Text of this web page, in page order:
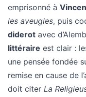
emprisonné à
les aveugles, puis
diderot avec
littéraire est clair :
une pensée fondée
remise en cause de
doit citer La